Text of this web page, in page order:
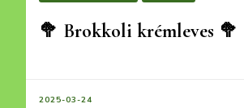
🥦 Brokkoli krémleves 🥦
2025-03-24